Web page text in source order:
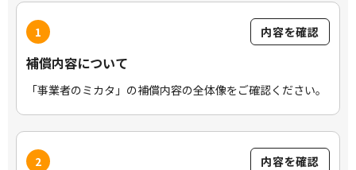
1 内容を確認
補償内容について
「事業者のミカタ」の補償内容の全体像をご確認ください。
2 内容を確認